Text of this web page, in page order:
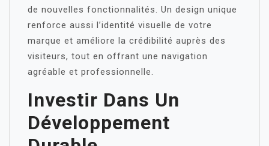
de nouvelles fonctionnalités. Un design unique
renforce aussi l’identité visuelle de votre
marque et améliore la crédibilité auprès des
visiteurs, tout en offrant une navigation
agréable et professionnelle.
Investir Dans Un
Développement